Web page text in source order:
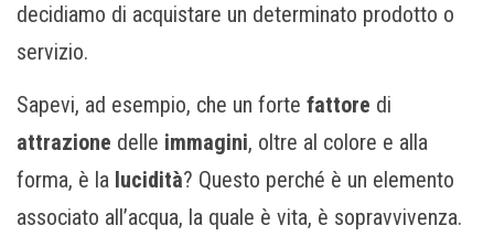
decidiamo di acquistare un determinato prodotto o
servizio.
Sapevi, ad esempio, che un forte fattore di
attrazione delle immagini, oltre al colore e alla
forma, è la lucidità? Questo perché è un elemento
associato all’acqua, la quale è vita, è sopravvivenza.